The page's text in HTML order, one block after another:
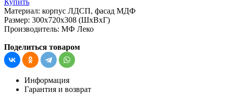
Материал: корпус ЛДСП, фасад МДФ
Размер: 300х720х308 (ШхВхГ)
Производитель: МФ Леко
Поделиться товаром
Информация
Гарантия и возврат